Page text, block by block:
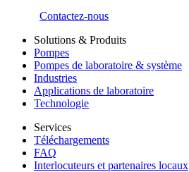
Contactez-nous
Solutions & Produits
Pompes
Pompes de laboratoire & système
Industries
Applications de laboratoire
Technologie
Services
Téléchargements
FAQ
Interlocuteurs et partenaires locaux